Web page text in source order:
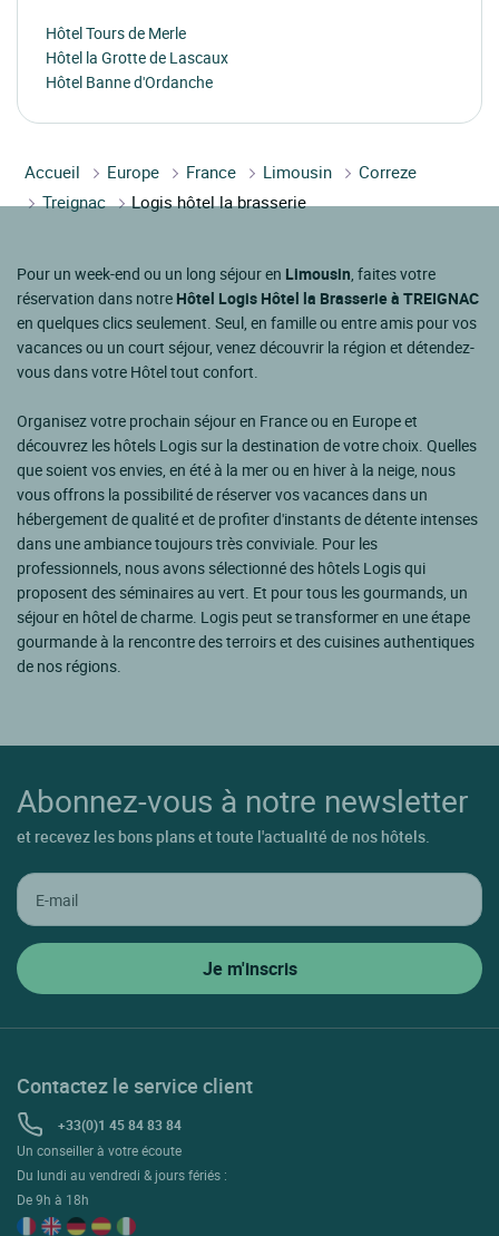
Hôtel Tours de Merle
Hôtel la Grotte de Lascaux
Hôtel Banne d'Ordanche
Accueil Europe France Limousin
Correze
Treignac
Logis hôtel la brasserie
Pour un week-end ou un long séjour en Limousin, faites votre
réservation dans notre Hôtel Logis Hôtel la Brasserie à TREIGNAC
en quelques clics seulement. Seul, en famille ou entre amis pour vos
vacances ou un court séjour, venez découvrir la région et détendez-
vous dans votre Hôtel tout confort.
Organisez votre prochain séjour en France ou en Europe et
découvrez les hôtels Logis sur la destination de votre choix. Quelles
que soient vos envies, en été à la mer ou en hiver à la neige, nous
vous offrons la possibilité de réserver vos vacances dans un
hébergement de qualité et de profiter d'instants de détente intenses
dans une ambiance toujours très conviviale. Pour les
professionnels, nous avons sélectionné des hôtels Logis qui
proposent des séminaires au vert. Et pour tous les gourmands, un
séjour en hôtel de charme. Logis peut se transformer en une étape
gourmande à la rencontre des terroirs et des cuisines authentiques
de nos régions.
Abonnez-vous à notre newsletter
et recevez les bons plans et toute l'actualité de nos hôtels.
Contactez le service client
+33(0)1 45 84 83 84
Un conseiller à votre écoute
Du lundi au vendredi & jours fériés :
De 9h à 18h